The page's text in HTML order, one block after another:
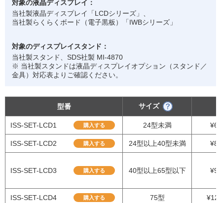
対象の液晶ディスプレイ：
当社製液晶ディスプレイ「LCDシリーズ」、
当社製らくらくボード（電子黒板）「IWBシリーズ」
対象のディスプレイスタンド：
当社製スタンド、SDS社製 MI-4870
※ 当社製スタンドは液晶ディスプレイオプション（スタンド／
金具）対応表よりご確認ください。
型番 サイズ
ISS-SET-LCD1 購入する 24型未満
ISS-SET-LCD2 購入する 24型以上40型未満
ISS-SET-LCD3 購入する 40型以上65型以下
ISS-SET-LCD4 購入する 75型